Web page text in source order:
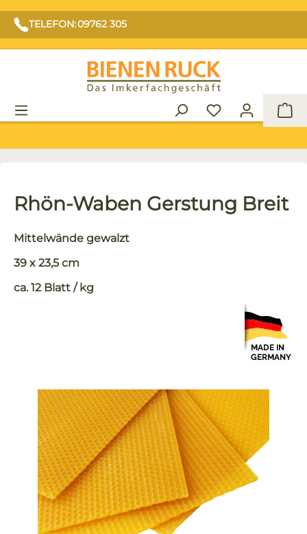
TELEFON: 09762 305
Rhön-Waben Gerstung Breit
Mittelwände gewalzt
39 x 23,5 cm
ca. 12 Blatt / kg
Bildergalerie überspringen